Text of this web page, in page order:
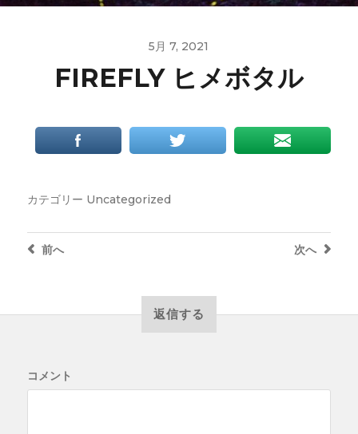
5月 7, 2021
FIREFLY ヒメボタル
カテゴリー Uncategorized
次へ
前へ
返信する
コメント